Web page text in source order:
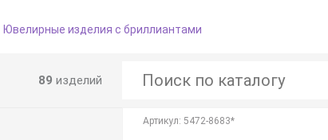
Ювелирные изделия с бриллиантами
89 изделий
Aртикул: 5472-8683*